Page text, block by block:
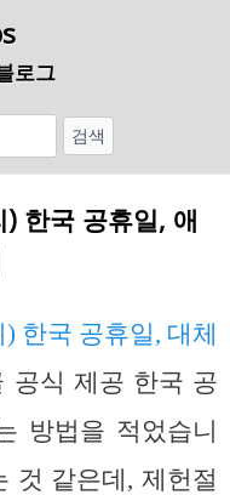
로그
한국 공휴일, 애
한국 공휴일, 대체
공식 제공 한국 공
방법을 적었습니
것 같은데, 제헌절